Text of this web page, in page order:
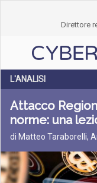
Direttore
L'ANALISI
Attacco
norme: una
di Matteo Taraborelli,